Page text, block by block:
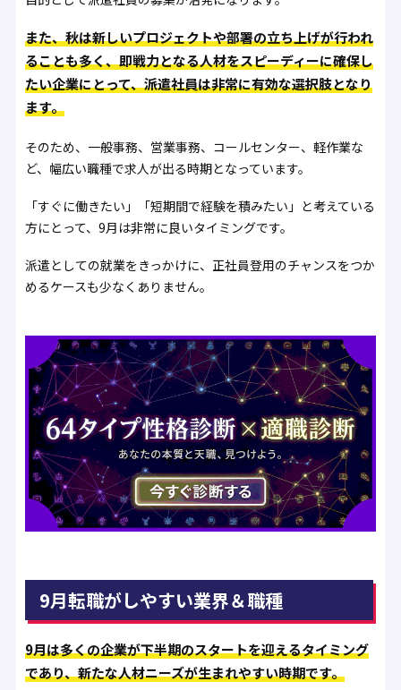
また、秋は新しいプロジェクトや部署の立ち上げが行われ
ることも多く、即戦力となる人材をスピーディーに確保し
たい企業にとって、派遣社員は非常に有効な選択肢となり
ます。
そのため、一般事務、営業事務、コールセンター、軽作業な
ど、幅広い職種で求人が出る時期となっています。
「すぐに働きたい」「短期間で経験を積みたい」と考えている
方にとって、9月は非常に良いタイミングです。
派遣としての就業をきっかけに、正社員登用のチャンスをつか
めるケースも少なくありません。
9月転職がしやすい業界＆職種
9月は多くの企業が下半期のスタートを迎えるタイミング
であり、新たな人材ニーズが生まれやすい時期です。